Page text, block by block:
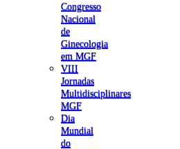
Congresso
Nacional
de
Ginecologia
em MGF
VIII
Jornadas
Multidisciplinares
MGF
Dia
Mundial
do